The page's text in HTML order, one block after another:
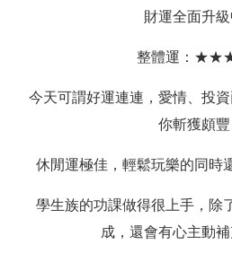
財運全面升級
整體運：
今天可謂好運連連，愛情、投
你斬獲頗豐
休閒運極佳，輕鬆玩樂的同時
學生族的功課做得很上手，除
成，還會有心主動補